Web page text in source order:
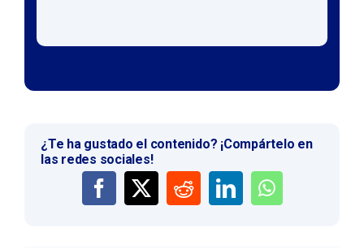
¿Te ha gustado el contenido? ¡Compártelo en
las redes sociales!